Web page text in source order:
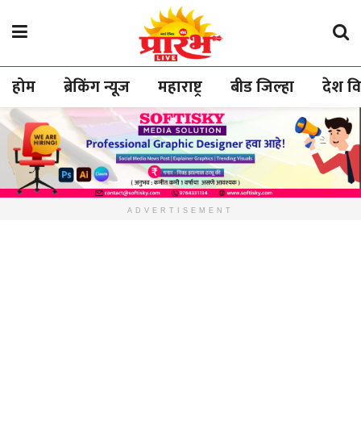
होम ब्रेकिंग न्यूज महाराष्ट्र बीड जिल्हा देश
ADVERTISEMENT